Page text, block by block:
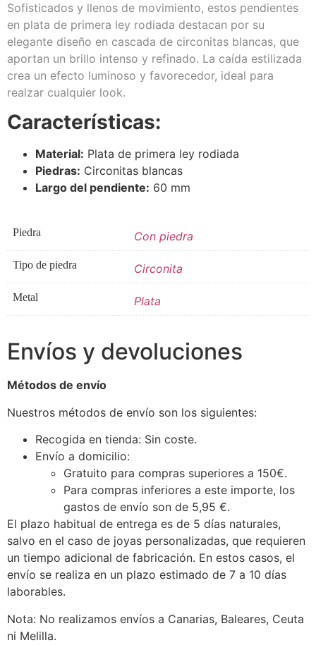
Sofisticados y llenos de movimiento, estos pendientes
en plata de primera ley rodiada destacan por su
elegante diseño en cascada de circonitas blancas, que
aportan un brillo intenso y refinado. La caída estilizada
crea un efecto luminoso y favorecedor, ideal para
realzar cualquier look.
Características:
Material: Plata de primera ley rodiada
Piedras: Circonitas blancas
Largo del pendiente: 60 mm
Piedra Con piedra
Tipo de piedra Circonita
Metal Plata
Envíos y devoluciones
Métodos de envío
Nuestros métodos de envío son los siguientes:
Recogida en tienda: Sin coste.
Envío a domicilio:
Gratuito para compras superiores a 150€.
Para compras inferiores a este importe, los
gastos de envío son de 5,95 €.
El plazo habitual de entrega es de 5 días naturales,
salvo en el caso de joyas personalizadas, que requieren
un tiempo adicional de fabricación. En estos casos, el
envío se realiza en un plazo estimado de 7 a 10 días
laborables.
Nota: No realizamos envíos a Canarias, Baleares, Ceuta
ni Melilla.